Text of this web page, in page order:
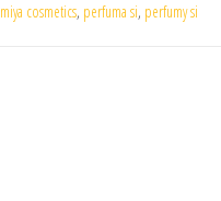
miya cosmetics, perfuma si, perfumy si